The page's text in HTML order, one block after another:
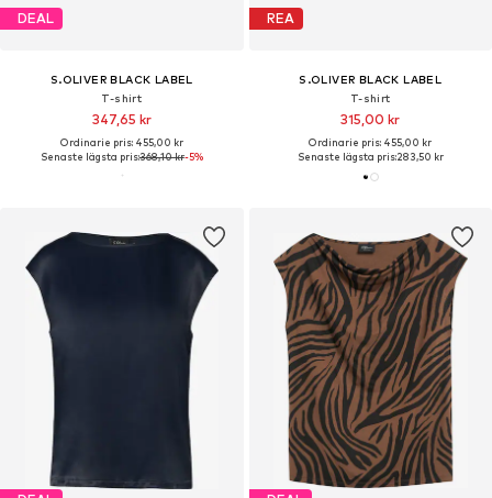
DEAL
S.OLIVER BLACK LABEL
T-shirt
347,65 kr
Ordinarie pris: 455,00 kr
Senaste lägsta pris:368,10 kr-5%
REA
S.OLIVER BLACK LABEL
T-shirt
315,00 kr
Ordinarie pris: 455,00 kr
Senaste lägsta pris:283,50 kr